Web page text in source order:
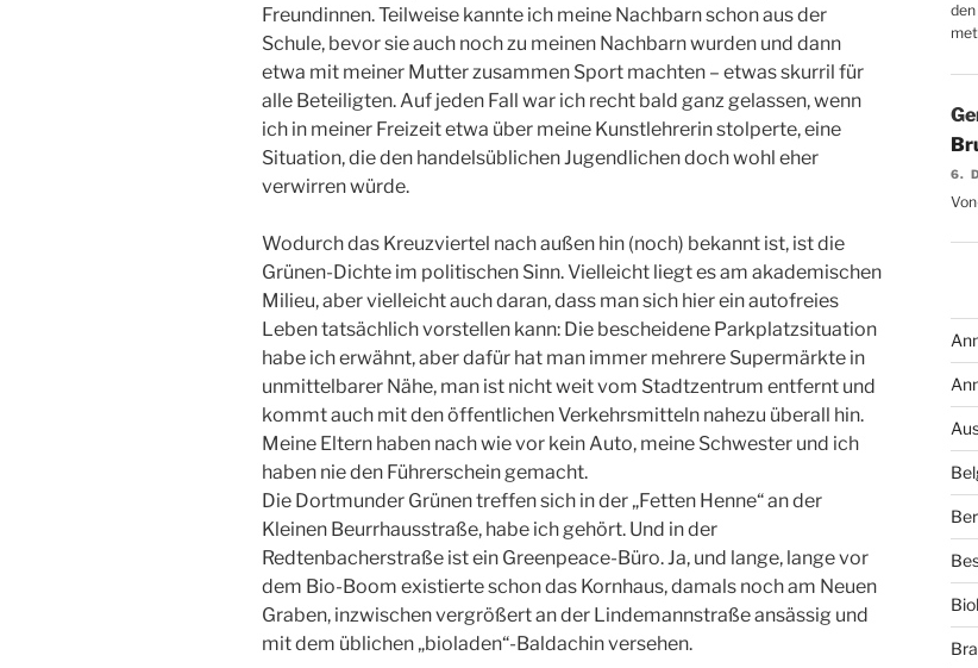
Freundinnen. Teilweise kannte ich meine Nachbarn schon aus der
Schule, bevor sie auch noch zu meinen Nachbarn wurden und dann
etwa mit meiner Mutter zusammen Sport machten – etwas skurril für
alle Beteiligten. Auf jeden Fall war ich recht bald ganz gelassen, wenn
ich in meiner Freizeit etwa über meine Kunstlehrerin stolperte, eine
Situation, die den handelsüblichen Jugendlichen doch wohl eher
verwirren würde.
Wodurch das Kreuzviertel nach außen hin (noch) bekannt ist, ist die
Grünen-Dichte im politischen Sinn. Vielleicht liegt es am akademischen
Milieu, aber vielleicht auch daran, dass man sich hier ein autofreies
Leben tatsächlich vorstellen kann: Die bescheidene Parkplatzsituation
habe ich erwähnt, aber dafür hat man immer mehrere Supermärkte in
unmittelbarer Nähe, man ist nicht weit vom Stadtzentrum entfernt und
kommt auch mit den öffentlichen Verkehrsmitteln nahezu überall hin.
Meine Eltern haben nach wie vor kein Auto, meine Schwester und ich
haben nie den Führerschein gemacht.
Die Dortmunder Grünen treffen sich in der „Fetten Henne“ an der
Kleinen Beurrhausstraße, habe ich gehört. Und in der
Redtenbacherstraße ist ein Greenpeace-Büro. Ja, und lange, lange vor
dem Bio-Boom existierte schon das Kornhaus, damals noch am Neuen
Graben, inzwischen vergrößert an der Lindemannstraße ansässig und
mit dem üblichen „bioladen“-Baldachin versehen.
6.